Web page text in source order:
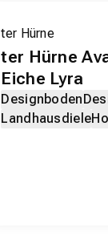
ter Hürne
ter Hürne
Eiche Lyra
Designboden
Landhausdiele